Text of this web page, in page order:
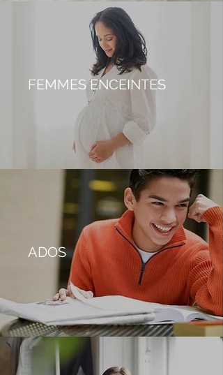
FEMMES ENCEINTES
ADOS